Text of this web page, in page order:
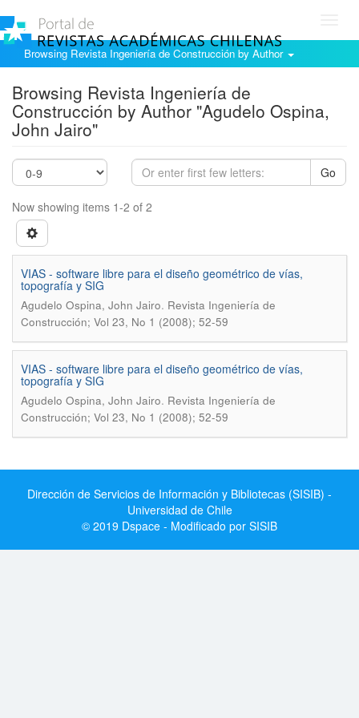
Browsing Revista Ingeniería de Construcción by Author
Browsing Revista Ingeniería de
Construcción by Author "Agudelo Ospina,
John Jairo"
Go
Now showing items 1-2 of 2
VIAS - software libre para el diseño geométrico de vías,
topografía y SIG
Agudelo Ospina, John Jairo. Revista Ingeniería de
Construcción; Vol 23, No 1 (2008); 52-59
VIAS - software libre para el diseño geométrico de vías,
topografía y SIG
Agudelo Ospina, John Jairo. Revista Ingeniería de
Construcción; Vol 23, No 1 (2008); 52-59
Dirección de Servicios de Información y Bibliotecas (SISIB) -
Universidad de Chile
© 2019 Dspace - Modificado por SISIB